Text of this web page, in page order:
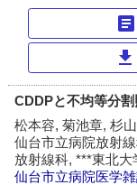
article
download
CDDPと不均等分
松本容, 菊池章, 杉
仙台市立病院放射
放射線科, ***東北
仙台市立病院医学